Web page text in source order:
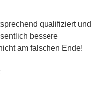
qualifiziert und
bessere
am falschen Ende!